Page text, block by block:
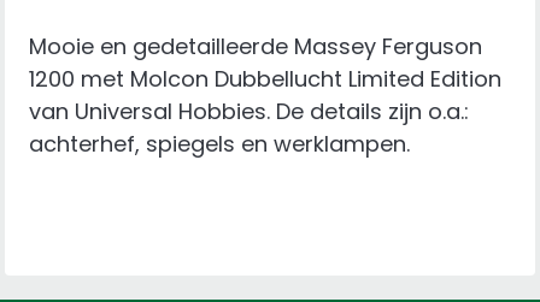
Mooie en gedetailleerde Massey Ferguson
1200 met Molcon Dubbellucht Limited Edition
van Universal Hobbies. De details zijn o.a.:
achterhef, spiegels en werklampen.